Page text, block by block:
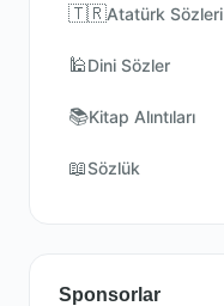
🇹🇷Atatürk Sözleri
🕌Dini Sözler
📚Kitap Alıntıları
📖Sözlük
Sponsorlar